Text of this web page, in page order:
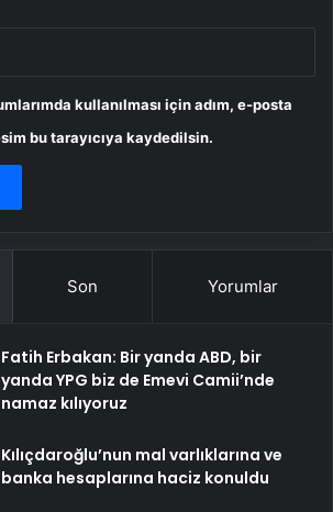
Fatih Erbakan: Bir yanda ABD, bir
yanda YPG biz de Emevi Camii’nde
namaz kılıyoruz
Kılıçdaroğlu’nun mal varlıklarına ve
banka hesaplarına haciz konuldu
İhraçları istenen teğmenlerin dosyası
ikinci kez disiplin kurulunda